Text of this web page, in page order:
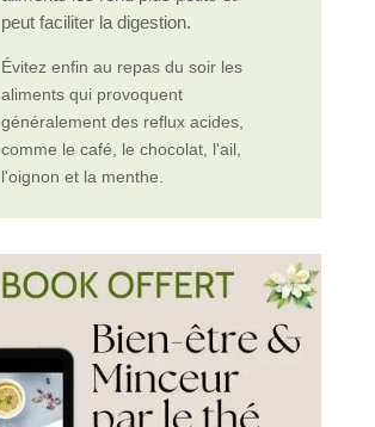
peut faciliter la digestion.
Évitez enfin au repas du soir les
aliments qui provoquent
généralement des reflux acides,
comme le café, le chocolat, l'ail,
l'oignon et la menthe.